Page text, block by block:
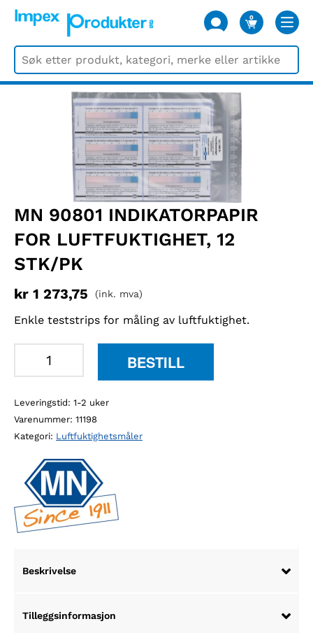
0
VARER
MN 90801 INDIKATORPAPIR
FOR LUFTFUKTIGHET, 12
STK/PK
kr 1 273,75 (ink. mva)
Enkle teststrips for måling av luftfuktighet.
for
luftfuktighet,
12
stk/pk
antall
BESTILL
Leveringstid: 1-2 uker
Varenummer: 11198
Kategori: Luftfuktighetsmåler
Beskrivelse
Tilleggsinformasjon